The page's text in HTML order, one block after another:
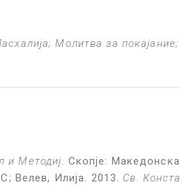
Молитва за
и Методиј . Скопје:
Велев, Илија. 2013. Св.